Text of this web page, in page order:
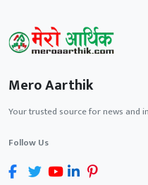
Mero Aarthik
Your trusted source for news and
Follow Us